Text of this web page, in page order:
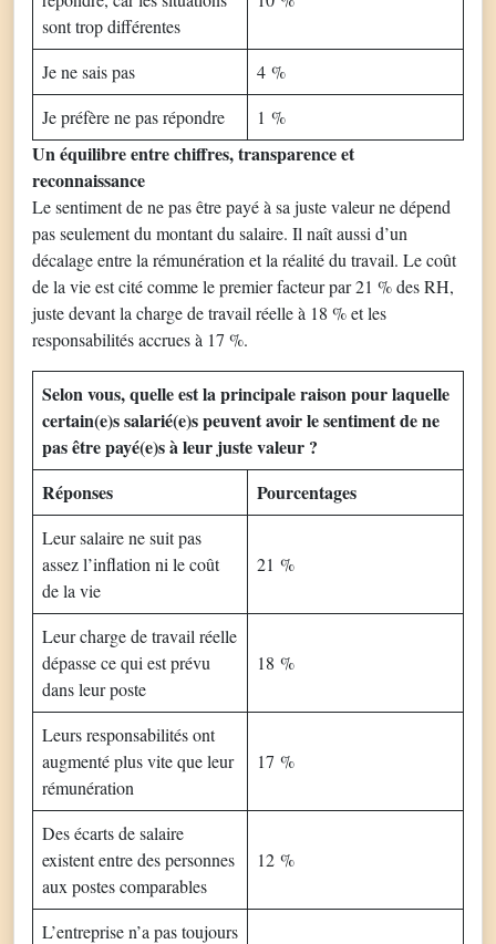
sont trop différentes
Je ne sais pas
4 %
Je préfère ne pas répondre
1 %
Un équilibre entre chiffres, transparence et
reconnaissance
Le sentiment de ne pas être payé à sa juste valeur ne dépend
pas seulement du montant du salaire. Il naît aussi d’un
décalage entre la rémunération et la réalité du travail. Le coût
de la vie est cité comme le premier facteur par 21 % des RH,
juste devant la charge de travail réelle à 18 % et les
responsabilités accrues à 17 %.
Selon vous, quelle est la principale raison pour laquelle
certain(e)s salarié(e)s peuvent avoir le sentiment de ne
pas être payé(e)s à leur juste valeur ?
Réponses
Pourcentages
Leur salaire ne suit pas
assez l’inflation ni le coût
de la vie
21 %
Leur charge de travail réelle
dépasse ce qui est prévu
dans leur poste
18 %
Leurs responsabilités ont
augmenté plus vite que leur
rémunération
17 %
Des écarts de salaire
existent entre des personnes
aux postes comparables
12 %
L’entreprise n’a pas toujours